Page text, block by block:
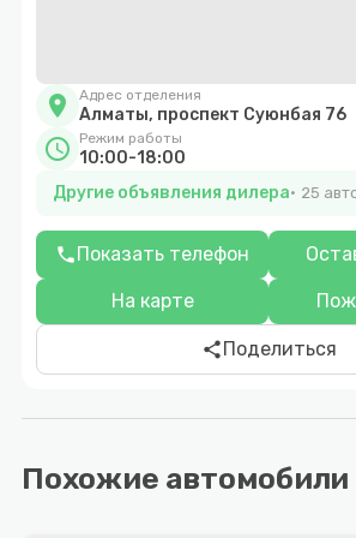
location_on Адрес отделения
Алматы, проспект Суюнбая 76
schedule Режим работы
10:00-18:00
Другие объявления дилера
25
phoneПоказать телефон
На карте
shareПоделиться
Похожие автомобили